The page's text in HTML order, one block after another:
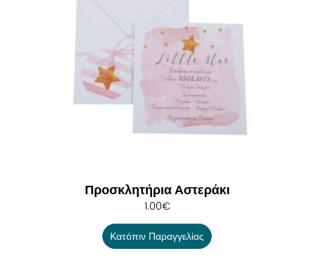
Προσκλητήρια Αστεράκι
1.00€
Κατόπιν Παραγγελίας